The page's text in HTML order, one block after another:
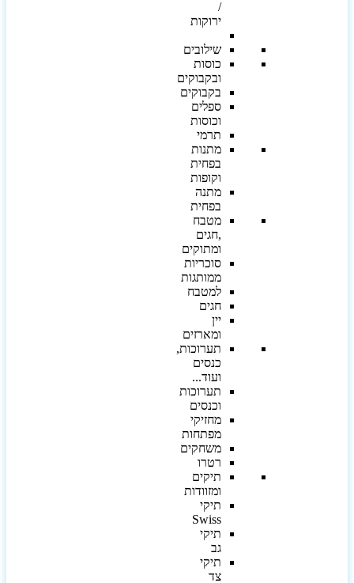
ירוקות
שילובים
כוסות
ובקבוקים
בקבוקים
ספלים
וכוסות
תרמי
מתנות
בפחית
וקופות
מתנה
בפחית
מטבח
,חגים
ומתוקים
סוכריות
ממותגות
למטבח
חגים
יין
ומארזים
תערוכות,
כנסים
ועוד...
תערוכות
וכנסים
מחזיקי
מפתחות
משחקים
רטרו
תיקים
ומזוודות
תיקי
Swiss
תיקי
תיקי